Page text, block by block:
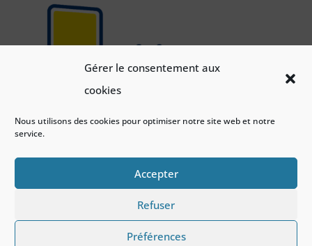
Gérer le consentement aux
cookies
Nous utilisons des cookies pour optimiser notre site web et notre
service.
Accepter
Refuser
Préférences